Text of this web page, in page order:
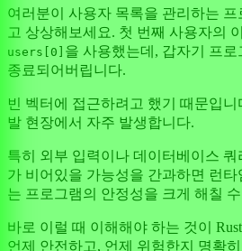
여러분이 사용자 목록을 관리하는
고 상상해보세요. 첫 번째 사용자의
users[0] 을 사용했는데, 갑자기 프
종료되어버립니다.
빈 벡터에 접근하려고 했기 때문입니
발 현장에서 자주 발생합니다.
특히 외부 입력이나 데이터베이스 쿼
가 비어있을 가능성을 간과하면 런타
는 프로그램의 안정성을 크게 해칠
바로 이럴 때 이해해야 하는 것이
언제 안전하고, 언제 위험한지 명확